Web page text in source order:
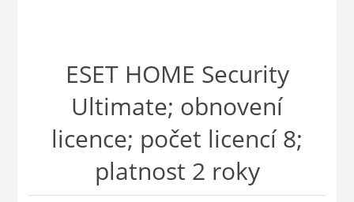
ESET HOME Security
Ultimate; obnovení
licence; počet licencí 8;
platnost 2 roky